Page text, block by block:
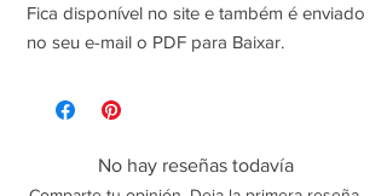
Fica disponível no site e também é enviado
no seu e-mail o PDF para Baixar.
No hay reseñas todavía